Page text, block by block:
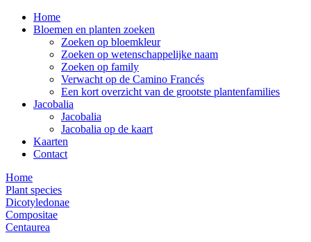
Home
Bloemen en planten zoeken
Zoeken op bloemkleur
Zoeken op wetenschappelijke naam
Zoeken op family
Verwacht op de Camino Francés
Een kort overzicht van de grootste plantenfamilies
Jacobalia
Jacobalia
Jacobalia op de kaart
Kaarten
Contact
Home
Plant species
Dicotyledonae
Compositae
Centaurea